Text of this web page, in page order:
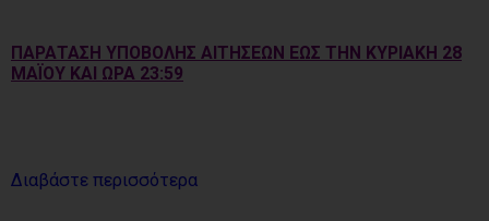
ΠΑΡΑΤΑΣΗ ΥΠΟΒΟΛΗΣ ΑΙΤΗΣΕΩΝ ΕΩΣ ΤΗΝ ΚΥΡΙΑΚΗ 28
ΜΑΪΟΥ ΚΑΙ ΩΡΑ 23:59
Διαβάστε περισσότερα